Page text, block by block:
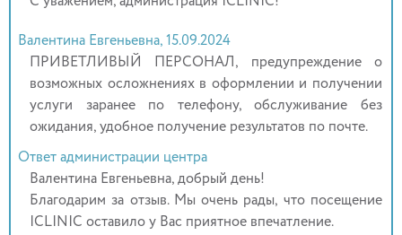
Валентина Евгеньевна, 15.09.2024
ПРИВЕТЛИВЫЙ ПЕРСОНАЛ, предупреждение о
возможных осложнениях в оформлении и получении
услуги заранее по телефону, обслуживание без
ожидания, удобное получение результатов по почте.
Ответ администрации центра
Валентина Евгеньевна, добрый день!
Благодарим за отзыв. Мы очень рады, что посещение
ICLINIC оставило у Вас приятное впечатление.